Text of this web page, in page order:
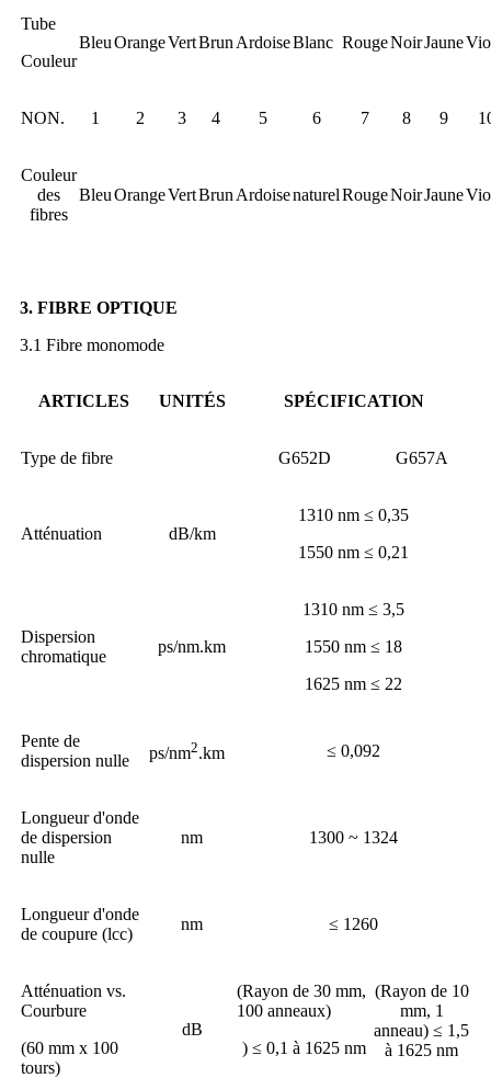
Tube
Couleur
BleuOrangeVertBrun ArdoiseBlanc RougeNoirJaune
NON. 1 2 3 4 5 6 7 8 9
Couleur
des
fibres
BleuOrangeVertBrun ArdoisenaturelRougeNoirJaune
3. FIBRE OPTIQUE
3.1 Fibre monomode
ARTICLES UNITÉS SPÉCIFICATION
Type de fibre G652D G657A
Atténuation dB/km
1310 nm ≤ 0,35
1550 nm ≤ 0,21
Dispersion
chromatique
ps/nm.km
1310 nm ≤ 3,5
1550 nm ≤ 18
1625 nm ≤ 22
Pente de
dispersion nulle
ps/nm2.km ≤ 0,092
Longueur d'onde
de dispersion
nulle
nm 1300 ~ 1324
Longueur d'onde
de coupure (lcc)
nm ≤ 1260
Atténuation vs.
Courbure
(60 mm x 100
tours)
dB
(Rayon de 30 mm,
100 anneaux)
) ≤ 0,1 à 1625 nm
(Rayon de 10
mm, 1
anneau) ≤ 1,5
à 1625 nm